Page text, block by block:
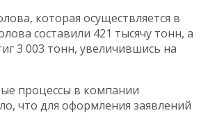
которая осуществляется в
составили 421 тысячу тонн, а
3 003 тонн, увеличившись на
процессы в компании
что для оформления заявлений